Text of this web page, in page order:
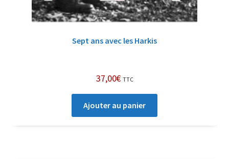
Sept ans avec les Harkis
37,00€ TTC
Ajouter au panier